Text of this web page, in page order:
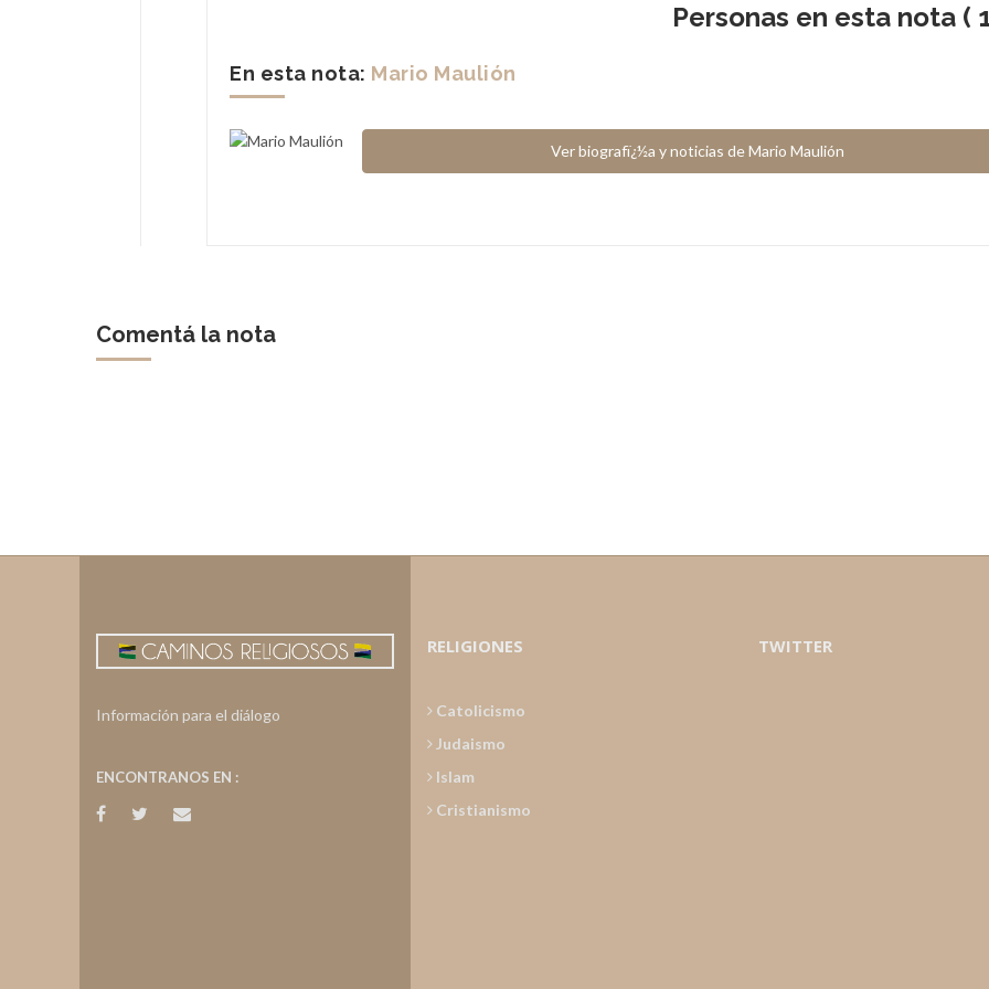
Personas en esta nota (
En esta nota: Mario Maulión
Ver biografï¿½a y noticias de Mario Maulión
Comentá la nota
Información para el diálogo
ENCONTRANOS EN :
RELIGIONES
Catolicismo
Judaismo
Islam
Cristianismo
TWITTER